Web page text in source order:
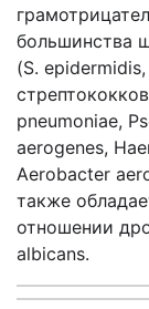
большинства
(S.
pneumoniae,
aerogenes,
Aerobacter
также
отношении
albicans.